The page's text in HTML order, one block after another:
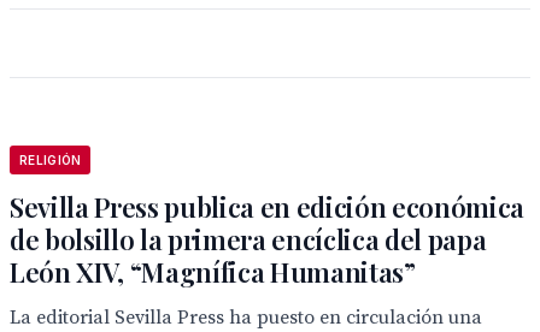
RELIGIÓN
Sevilla Press publica en edición económica
de bolsillo la primera encíclica del papa
León XIV, “Magnífica Humanitas”
La editorial Sevilla Press ha puesto en circulación una